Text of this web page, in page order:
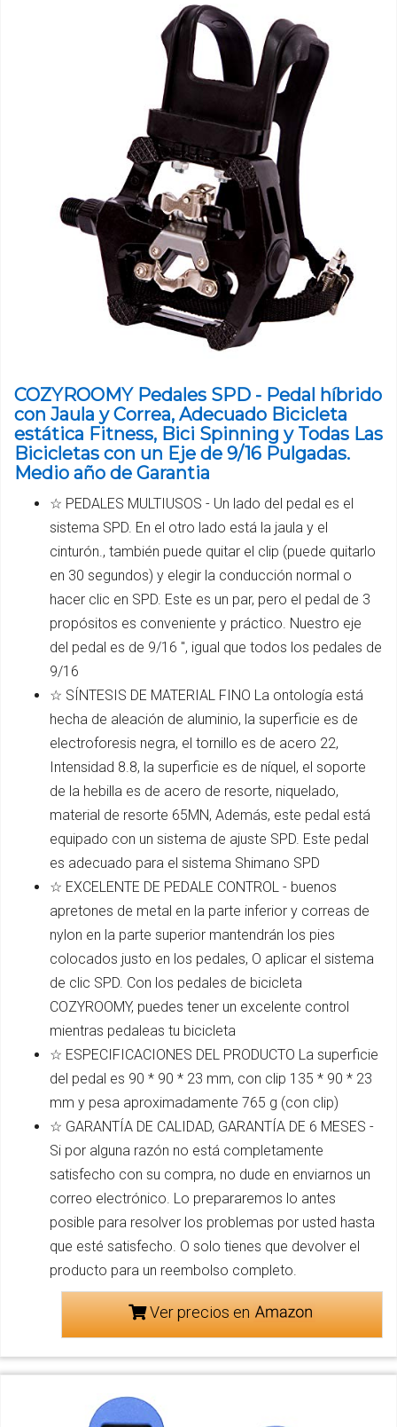
COZYROOMY Pedales SPD - Pedal híbrido
con Jaula y Correa, Adecuado Bicicleta
estática Fitness, Bici Spinning y Todas Las
Bicicletas con un Eje de 9/16 Pulgadas.
Medio año de Garantia
☆ PEDALES MULTIUSOS - Un lado del pedal es el
sistema SPD. En el otro lado está la jaula y el
cinturón., también puede quitar el clip (puede quitarlo
en 30 segundos) y elegir la conducción normal o
hacer clic en SPD. Este es un par, pero el pedal de 3
propósitos es conveniente y práctico. Nuestro eje
del pedal es de 9/16 ", igual que todos los pedales de
9/16
☆ SÍNTESIS DE MATERIAL FINO La ontología está
hecha de aleación de aluminio, la superficie es de
electroforesis negra, el tornillo es de acero 22,
Intensidad 8.8, la superficie es de níquel, el soporte
de la hebilla es de acero de resorte, niquelado,
material de resorte 65MN, Además, este pedal está
equipado con un sistema de ajuste SPD. Este pedal
es adecuado para el sistema Shimano SPD
☆ EXCELENTE DE PEDALE CONTROL - buenos
apretones de metal en la parte inferior y correas de
nylon en la parte superior mantendrán los pies
colocados justo en los pedales, O aplicar el sistema
de clic SPD. Con los pedales de bicicleta
COZYROOMY, puedes tener un excelente control
mientras pedaleas tu bicicleta
☆ ESPECIFICACIONES DEL PRODUCTO La superficie
del pedal es 90 * 90 * 23 mm, con clip 135 * 90 * 23
mm y pesa aproximadamente 765 g (con clip)
☆ GARANTÍA DE CALIDAD, GARANTÍA DE 6 MESES -
Si por alguna razón no está completamente
satisfecho con su compra, no dude en enviarnos un
correo electrónico. Lo prepararemos lo antes
posible para resolver los problemas por usted hasta
que esté satisfecho. O solo tienes que devolver el
producto para un reembolso completo.
Ver precios en